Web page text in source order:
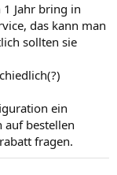
Jahr bring in
das kann man
sollten sie
ein
auf bestellen
fragen.